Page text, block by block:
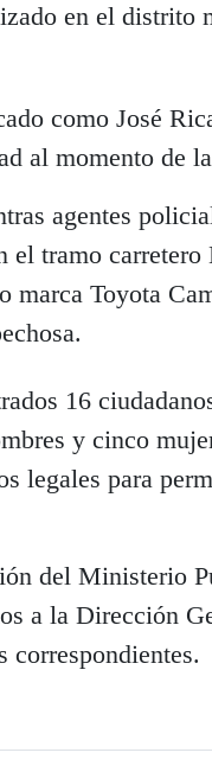
en el distrito
como José
al momento de
agentes
tramo carretero
marca Toyota
16
y cinco
legales para
del Ministerio
a la Dirección